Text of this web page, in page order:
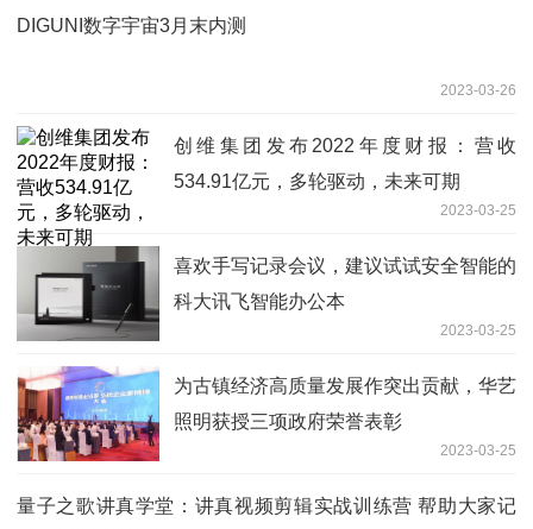
DIGUNI数字宇宙3月末内测
2023-03-26
创维集团发布2022年度财报：营收
534.91亿元，多轮驱动，未来可期
2023-03-25
喜欢手写记录会议，建议试试安全智能的
科大讯飞智能办公本
2023-03-25
为古镇经济高质量发展作突出贡献，华艺
照明获授三项政府荣誉表彰
2023-03-25
量子之歌讲真学堂：讲真视频剪辑实战训练营 帮助大家记